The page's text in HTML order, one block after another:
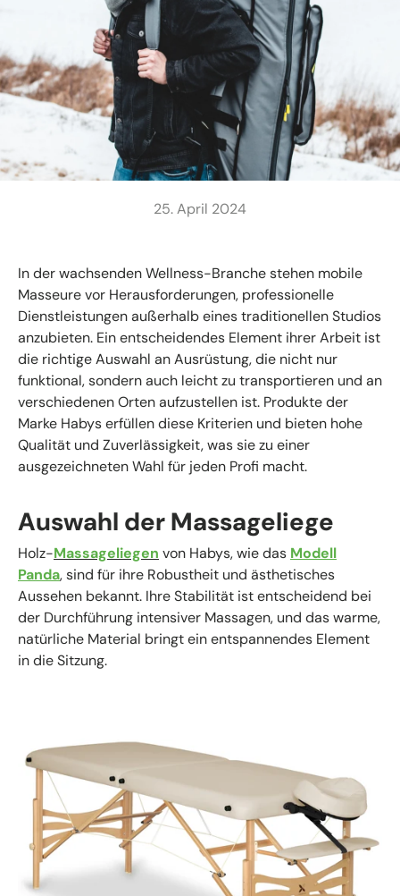
25. April 2024
In der wachsenden Wellness-Branche stehen mobile
Masseure vor Herausforderungen, professionelle
Dienstleistungen außerhalb eines traditionellen Studios
anzubieten. Ein entscheidendes Element ihrer Arbeit ist
die richtige Auswahl an Ausrüstung, die nicht nur
funktional, sondern auch leicht zu transportieren und an
verschiedenen Orten aufzustellen ist. Produkte der
Marke Habys erfüllen diese Kriterien und bieten hohe
Qualität und Zuverlässigkeit, was sie zu einer
ausgezeichneten Wahl für jeden Profi macht.
Auswahl der Massageliege
Holz-Massageliegen von Habys, wie das Modell
Panda, sind für ihre Robustheit und ästhetisches
Aussehen bekannt. Ihre Stabilität ist entscheidend bei
der Durchführung intensiver Massagen, und das warme,
natürliche Material bringt ein entspannendes Element
in die Sitzung.